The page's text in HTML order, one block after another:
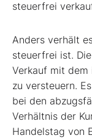
steuerfrei
Anders verhält
steuerfrei ist.
Verkauf mit dem
zu versteuern.
bei den
Verhältnis der
Handelstag von